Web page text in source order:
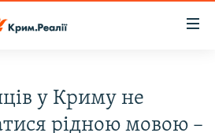
у Криму не
рідною мовою –